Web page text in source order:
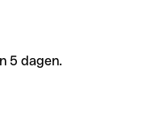
5 dagen.